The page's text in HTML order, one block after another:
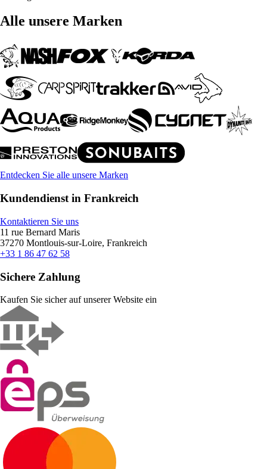
Alle unsere Marken
Entdecken Sie alle unsere Marken
Kundendienst in Frankreich
Kontaktieren Sie uns
11 rue Bernard Maris
37270 Montlouis-sur-Loire, Frankreich
+33 1 86 47 62 58
Sichere Zahlung
Kaufen Sie sicher auf unserer Website ein